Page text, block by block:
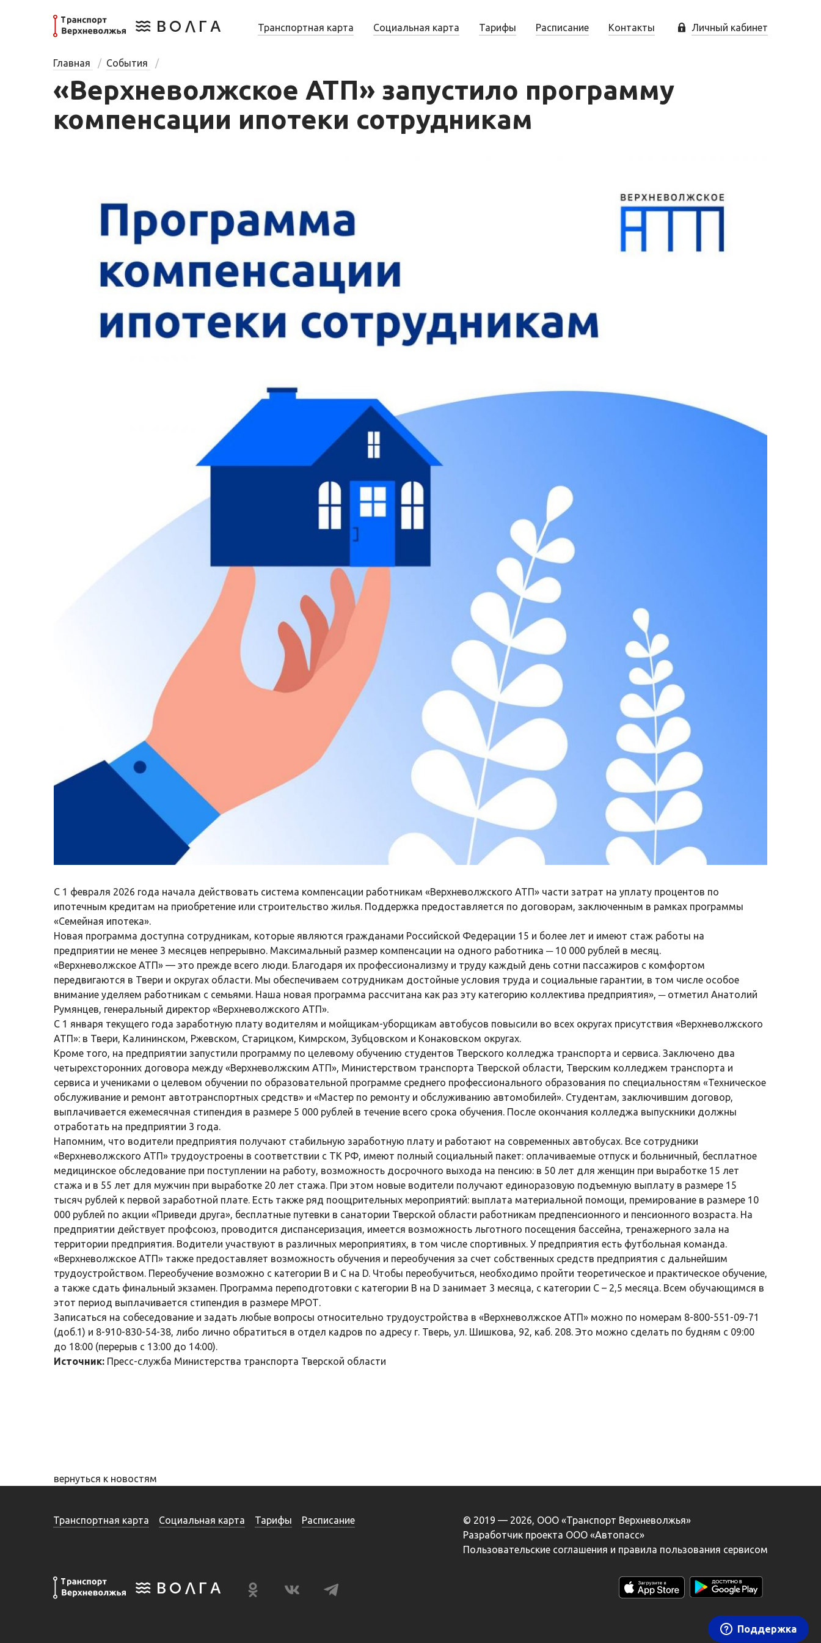
Транспортная карта Социальная карта Тарифы Расписание Контакты Личный кабинет
Главная События
«Верхневолжское АТП» запустило программу
компенсации ипотеки сотрудникам
С 1 февраля 2026 года начала действовать система компенсации работникам «Верхневолжского АТП» части затрат на уплату процентов по
ипотечным кредитам на приобретение или строительство жилья. Поддержка предоставляется по договорам, заключенным в рамках программы
«Семейная ипотека».
Новая программа доступна сотрудникам, которые являются гражданами Российской Федерации 15 и более лет и имеют стаж работы на
предприятии не менее 3 месяцев непрерывно. Максимальный размер компенсации на одного работника ─ 10 000 рублей в месяц.
«Верхневолжское АТП» — это прежде всего люди. Благодаря их профессионализму и труду каждый день сотни пассажиров с комфортом
передвигаются в Твери и округах области. Мы обеспечиваем сотрудникам достойные условия труда и социальные гарантии, в том числе особое
внимание уделяем работникам с семьями. Наша новая программа рассчитана как раз эту категорию коллектива предприятия», ─ отметил Анатолий
Румянцев, генеральный директор «Верхневолжского АТП».
С 1 января текущего года заработную плату водителям и мойщикам-уборщикам автобусов повысили во всех округах присутствия «Верхневолжского
АТП»: в Твери, Калининском, Ржевском, Старицком, Кимрском, Зубцовском и Конаковском округах.
Кроме того, на предприятии запустили программу по целевому обучению студентов Тверского колледжа транспорта и сервиса. Заключено два
четырехсторонних договора между «Верхневолжским АТП», Министерством транспорта Тверской области, Тверским колледжем транспорта и
сервиса и учениками о целевом обучении по образовательной программе среднего профессионального образования по специальностям «Техническое
обслуживание и ремонт автотранспортных средств» и «Мастер по ремонту и обслуживанию автомобилей». Студентам, заключившим договор,
выплачивается ежемесячная стипендия в размере 5 000 рублей в течение всего срока обучения. После окончания колледжа выпускники должны
отработать на предприятии 3 года.
Напомним, что водители предприятия получают стабильную заработную плaту и работают на современных автобусах. Все сотрудники
«Верхневолжского АТП» трудоустроены в соответствии с ТК РФ, имеют полный социальный пакет: оплачиваемые отпуск и больничный, бесплатное
медицинское обследование при поступлении на работу, возможность досрочного выхода на пенсию: в 50 лет для женщин при выработке 15 лет
стажа и в 55 лет для мужчин при выработке 20 лет стажа. При этом новые водители получают единоразовую подъемную выплату в размере 15
тысяч рублей к первой заработной плате. Есть также ряд поощрительных мероприятий: выплата материальной помощи, премирование в размере 10
000 рублей по акции «Приведи друга», бесплатные путевки в санатории Тверской области работникам предпенсионного и пенсионного возраста. На
предприятии действует профсоюз, проводится диспансеризация, имеется возможность льготного посещения бассейна, тренажерного зала на
территории предприятия. Водители участвуют в различных мероприятиях, в том числе спортивных. У предприятия есть футбольная команда.
«Верхневолжское АТП» также предоставляет возможность обучения и переобучения за счет собственных средств предприятия с дальнейшим
трудоустройством. Переобучение возможно с категории B и C на D. Чтобы переобучиться, необходимо пройти теоретическое и практическое обучение,
а также сдать финальный экзамен. Программа переподготовки с категории В на D занимает 3 месяца, с категории С – 2,5 месяца. Всем обучающимся в
этот период выплачивается стипендия в размере МРОТ.
Записаться на собеседование и задать любые вопросы относительно трудоустройства в «Верхневолжское АТП» можно по номерам 8-800-551-09-71
(доб.1) и 8-910-830-54-38, либо лично обратиться в отдел кадров по адресу г. Тверь, ул. Шишкова, 92, каб. 208. Это можно сделать по будням с 09:00
до 18:00 (перерыв с 13:00 до 14:00).
Источник: Пресс-служба Министерства транспорта Тверской области
вернуться к новостям
Поддержка
Транспортная карта Социальная карта Тарифы Расписание
© 2019 — 2026, ООО «Транспорт Верхневолжья»
Разработчик проекта ООО «Автопасс»
Пользовательские соглашения и правила пользования сервисом